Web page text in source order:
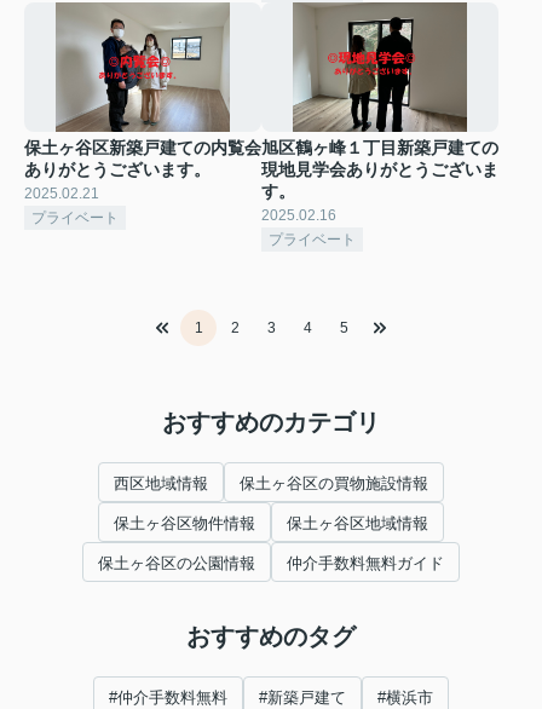
保土ヶ谷区新築戸建ての内覧会
ありがとうございます。
2025.02.21
プライベート
旭区鶴ヶ峰１丁目新築戸建ての
現地見学会ありがとうございま
す。
2025.02.16
プライベート
1 2 3 4 5
おすすめのカテゴリ
西区地域情報 保土ヶ谷区の買物施設情報
保土ヶ谷区物件情報 保土ヶ谷区地域情報
保土ヶ谷区の公園情報 仲介手数料無料ガイド
おすすめのタグ
#仲介手数料無料 #新築戸建て #横浜市